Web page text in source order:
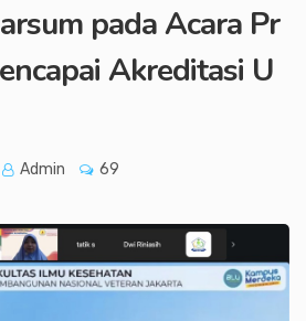
pada Acara Pr
Akreditasi U
Admin 69